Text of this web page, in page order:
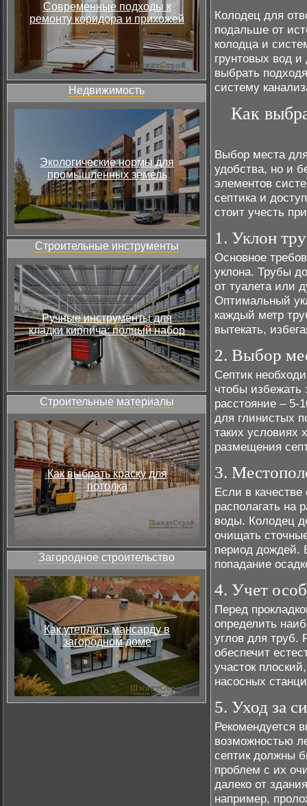
Современные подходы к
ремонту коридора и прихожей
Недвижимость
Экологические нормы для
промышленных земель
Строительные инструменты
Ручные инструменты для
кладки кирпича: полный набор
Строительные материалы
Как выбрать краску для
потолка
Загородное строительство
Как утеплить мансарду в
загородном доме
Колодец для
подальше от
колодца и
грунтовых вод
выбрать
систему
Как
Выбор места
удобства, но и
элементов
септика и
стоит учесть
1. Уклон
Основное
уклона. Трубы
от туалета или
Оптимальный
каждый метр
вытекать,
2. Выбор
Септик
чтобы избежать
расстояние – 5-
для глинистых
таких условиях
размещения
3.
Если в
располагать на
воды. Колодец
очищать
период дождей.
попадание
4. Учет
Перед
определить
углов для труб.
обеспечит
участок
насосных
5. Уход за
Рекомендуется
возможностью
септик должны
проблем с их
далеко от
например,